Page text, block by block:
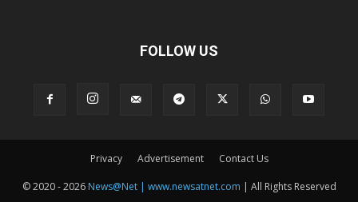
FOLLOW US
Privacy Advertisement Contact Us
© 2020 - 2026 News@Net | www.newsatnet.com | All Rights Reserved